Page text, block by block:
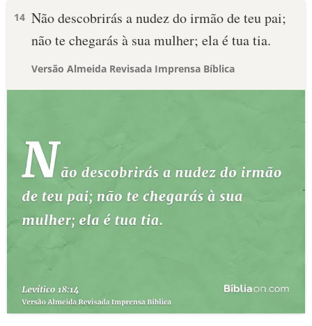
14 Não descobrirás a nudez do irmão de teu pai;
não te chegarás à sua mulher; ela é tua tia.
Versão Almeida Revisada Imprensa Bíblica